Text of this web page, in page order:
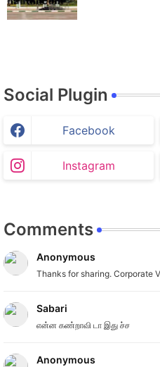
Social Plugin
Facebook
Instagram
Comments
Anonymous
Thanks for sharing. Corporate
Sabari
என்ன கண்றாவி டா இது ச்ச
Anonymous